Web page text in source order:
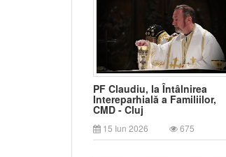
PF Claudiu, la Întâlnirea
Intereparhială a Familiilor,
CMD - Cluj
15 Iun 2026 675